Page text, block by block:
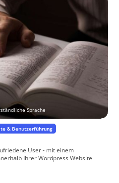
Sprache
& Benutzerführung
User - mit einem
Ihrer Wordpress Website